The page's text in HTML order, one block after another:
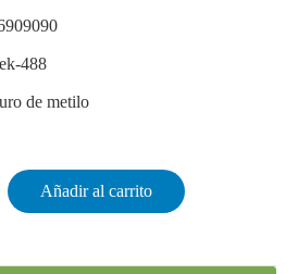
488
de metilo
Añadir al carrito